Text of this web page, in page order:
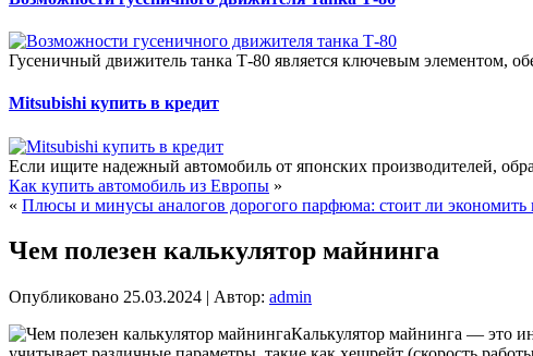
Гусеничный движитель танка Т-80 является ключевым элементом,
Mitsubishi купить в кредит
Если ищите надежный автомобиль от японских производителей,
Как купить автомобиль из Европы »
« Плюсы и минусы аналогов дорогого парфюма: стоит ли экономить
Чем полезен калькулятор майнинга
Опубликовано 25.03.2024 | Автор: admin
Калькулятор майнинга — это